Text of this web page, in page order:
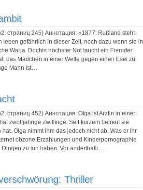
, страниц 245) Аннотация: «1877: Rußland steht
gefährlich in dieser Zeit, noch dazu wenn sie in
Warja. Dochin höchster Not taucht ein Fremder
das Mädchen in einer Wette gegen einen Esel zu
Mann ist…
, страниц 452) Аннотация: Olga ist Arztin in einer
zwolfjahrige Zwillinge. Seit kurzem betreut sie
Olga nimmt ihm das jedoch nicht ab. Was er ihr
obzone Erzahlungen und Kinderpornographie
zu tun haben. Vor anderthalb…
Thriller